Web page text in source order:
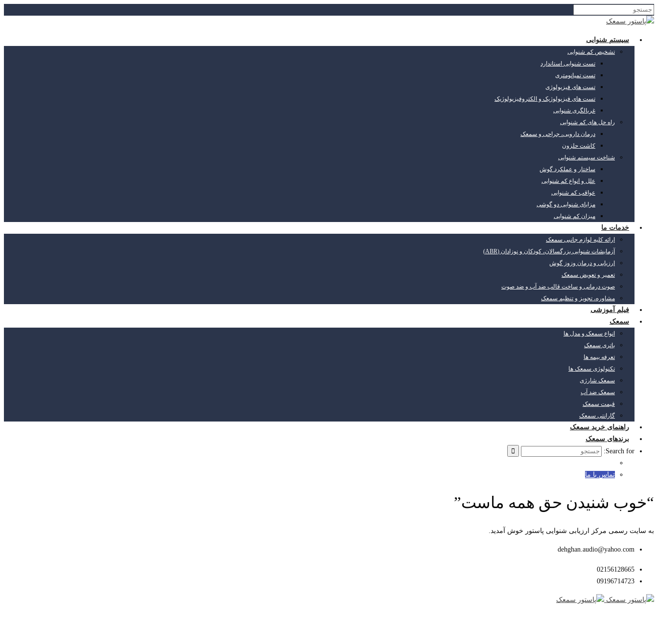
سیستم شنوایی
تشخیص کم شنوایی
تست شنوایی استاندارد
تست تمپانومتری
تست های فیزیولوژی
تست های فیزیولوژیک و الکتروفیزیولوژیک
غربالگری شنوایی
راه حل های کم شنوایی
درمان دارویی، جراحی و سمعک
کاشت حلزون
شناخت سیستم شنوایی
ساختار و عملکرد گوش
علل و انواع کم شنوایی
عواقب کم شنوایی
مزایای شنوایی دو گوشی
میزان کم شنوایی
خدمات ما
ارائه کلیه لوازم جانبی سمعک
آزمایشات شنوایی بزرگسالان، کودکان و نوزادان (ABR)
ارزیابی و درمان وزوز گوش
تعمیر و تعویض سمعک
صوت درمانی و ساخت قالب ضد آب و ضد صوت
مشاوره، تجویز و تنظیم سمعک
فیلم آموزشی
سمعک
انواع سمعک و مدل ها
باتری سمعک
تعرفه بیمه ها
تکنولوژی سمعک ها
سمعک شارژی
سمعک ضد آب
قیمت سمعک
گارانتی سمعک
راهنمای خرید سمعک
برندهای سمعک
Search for:
تماس با ما
“خوب شنیدن حق همه ماست”
به سایت رسمی مرکز ارزیابی شنوایی پاستور خوش آمدید.
dehghan.audio@yahoo.com
02156128665
09196714723